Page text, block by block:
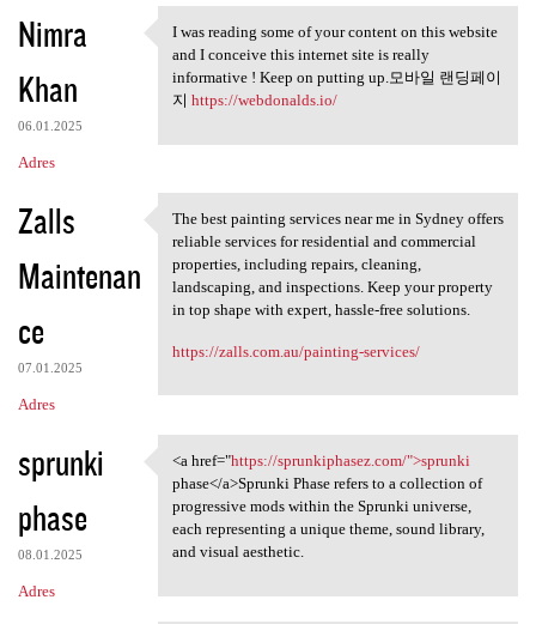
Nimra
Khan
06.01.2025
Adres
I was reading some of your
I was reading some of your content on this website
and I conceive this internet site is really
informative ! Keep on putting up.모바일 랜딩페이
지 https://webdonalds.io/
Zalls
Maintenan
ce
07.01.2025
Adres
The best painting services
The best painting services near me in Sydney offers
reliable services for residential and commercial
properties, including repairs, cleaning,
landscaping, and inspections. Keep your property
in top shape with expert, hassle-free solutions.
https://zalls.com.au/painting-services/
sprunki
phase
08.01.2025
Adres
<a href="https:/
<a href="https://sprunkiphasez.com/">sprunki
phase</a>Sprunki Phase refers to a collection of
progressive mods within the Sprunki universe,
each representing a unique theme, sound library,
and visual aesthetic.